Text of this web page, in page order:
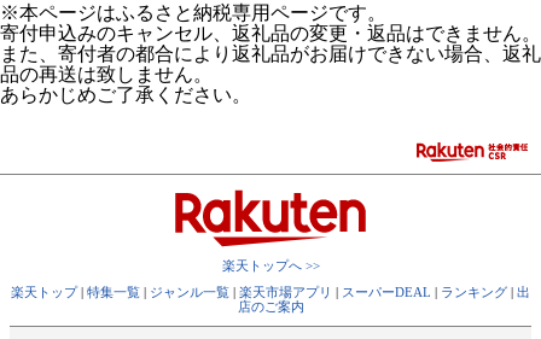
※本ページはふるさと納税専用ページです。
寄付申込みのキャンセル、返礼品の変更・返品はできません。
また、寄付者の都合により返礼品がお届けできない場合、返礼
品の再送は致しません。
あらかじめご了承ください。
楽天トップへ >>
楽天トップ| 特集一覧 | ジャンル一覧 | 楽天市場アプリ | スーパーDEAL | ランキング | 出
店のご案内